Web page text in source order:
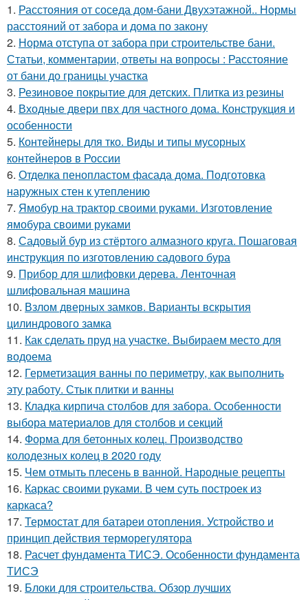
1. Расстояния от соседа дом-бани Двухэтажной.. Нормы
расстояний от забора и дома по закону
2. Норма отступа от забора при строительстве бани.
Статьи, комментарии, ответы на вопросы : Расстояние
от бани до границы участка
3. Резиновое покрытие для детских. Плитка из резины
4. Входные двери пвх для частного дома. Конструкция и
особенности
5. Контейнеры для тко. Виды и типы мусорных
контейнеров в России
6. Отделка пенопластом фасада дома. Подготовка
наружных стен к утеплению
7. Ямобур на трактор своими руками. Изготовление
ямобура своими руками
8. Садовый бур из стёртого алмазного круга. Пошаговая
инструкция по изготовлению садового бура
9. Прибор для шлифовки дерева. Ленточная
шлифовальная машина
10. Взлом дверных замков. Варианты вскрытия
цилиндрового замка
11. Как сделать пруд на участке. Выбираем место для
водоема
12. Герметизация ванны по периметру, как выполнить
эту работу. Стык плитки и ванны
13. Кладка кирпича столбов для забора. Особенности
выбора материалов для столбов и секций
14. Форма для бетонных колец. Производство
колодезных колец в 2020 году
15. Чем отмыть плесень в ванной. Народные рецепты
16. Каркас своими руками. В чем суть построек из
каркаса?
17. Термостат для батареи отопления. Устройство и
принцип действия терморегулятора
18. Расчет фундамента ТИСЭ. Особенности фундамента
ТИСЭ
19. Блоки для строительства. Обзор лучших